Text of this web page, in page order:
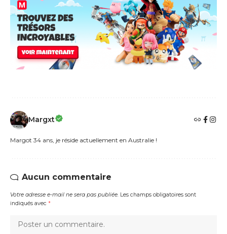
Margxt
Margot 34 ans, je réside actuellement en Australie !
Aucun commentaire
Votre adresse e-mail ne sera pas publiée. Les champs obligatoires sont
indiqués avec *